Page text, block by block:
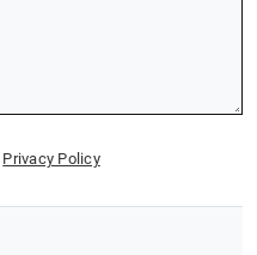
Privacy Policy